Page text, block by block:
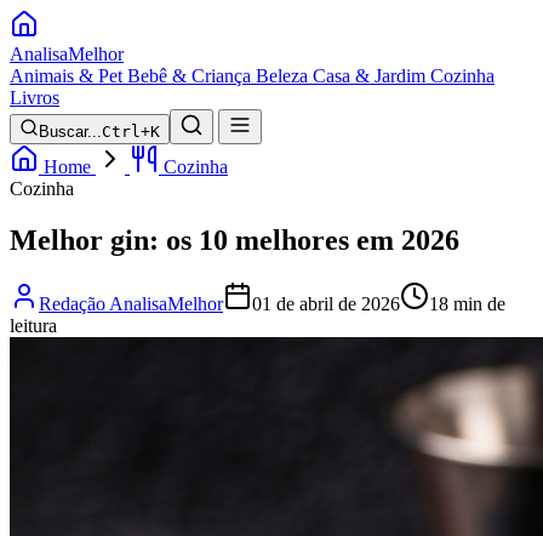
AnalisaMelhor
Animais & Pet Bebê & Criança Beleza Casa & Jardim Cozinha
Livros
Buscar...Ctrl+K
Home
Cozinha
Cozinha
Melhor gin: os 10 melhores em 2026
Redação AnalisaMelhor 01 de abril de 2026
18 min de
leitura